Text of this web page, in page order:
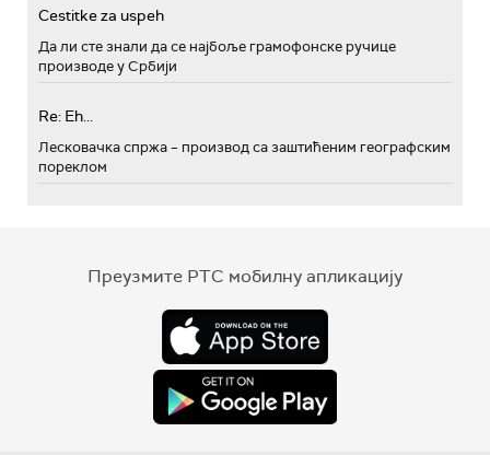
Cestitke za uspeh
Да ли сте знали да се најбоље грамофонске ручице
производе у Србији
Re: Eh...
Лесковачка спржа – производ са заштићеним географским
пореклом
Преузмите РТС мобилну апликацију